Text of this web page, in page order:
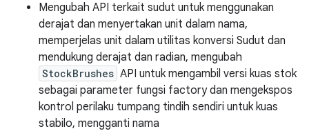
Mengubah API terkait sudut untuk menggunakan
derajat dan menyertakan unit dalam nama,
memperjelas unit dalam utilitas konversi Sudut dan
mendukung derajat dan radian, mengubah
StockBrushes API untuk mengambil versi kuas stok
sebagai parameter fungsi factory dan mengekspos
kontrol perilaku tumpang tindih sendiri untuk kuas
stabilo, mengganti nama